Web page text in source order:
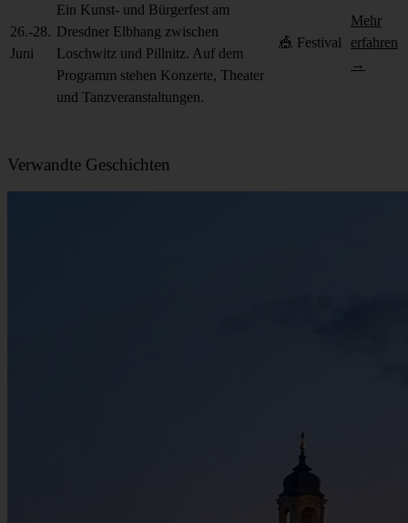
26.-28.
Juni
Ein Kunst- und Bürgerfest am
Dresdner Elbhang zwischen
Loschwitz und Pillnitz. Auf dem
Programm stehen Konzerte, Theater
und Tanzveranstaltungen.
🎪 Festival
Mehr
erfahren
→
Verwandte Geschichten